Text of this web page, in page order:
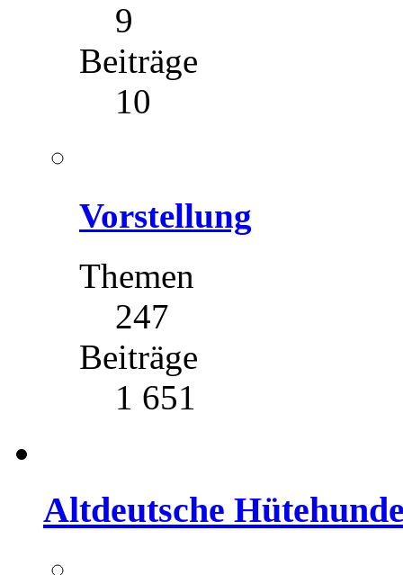
9
Beiträge
10
Vorstellung
Themen
247
Beiträge
1 651
Altdeutsche